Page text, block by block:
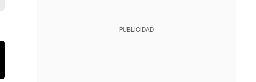
PUBLICIDAD